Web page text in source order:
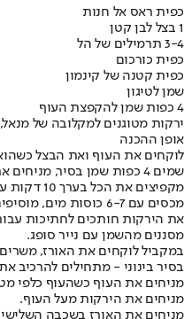
כפית ראס אל חנות
1 בצל לבן קטן
3-4 תרמילים של הל
כפית כורכום
כפית קטנה של קינמון
שמן לטיגון
4 כפות שמן להקפצת העוף
ירקות מטוגנים למקלובה של מנאל,
אופן ההכנה
לוקחים את העוף ואת הבצל
שמים 4 כפות שמן בסיר, מניחים את הבצל חתוך לרצועות ונותנים לו דקה להתקרמל, מוסיפים את העוף ואת כל התבלינים.
מקפיצים את הכל בערך 10 דקות עד שהעוף מתקרמל וסופג את כל התבלינים לתוכו.
מכסים עם 6-7 כוסות מים, מוסיפים מלח ונותנים לזה לרתוח 35 דקות.
את הירקות חותכים לחתיכות
מסננים מהשמן עם נייר סופג.
במקביל לוקחים את האורז,
בסיר בינוני - מתחילים להרכיב
מניחים את העוף כשהעוף כלפי
מניחים את הירקות מעל העוף.
מניחים את האורז בשכבה